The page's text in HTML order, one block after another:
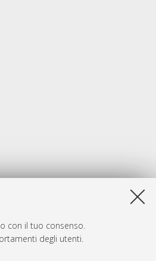
con il tuo consenso.
degli utenti.